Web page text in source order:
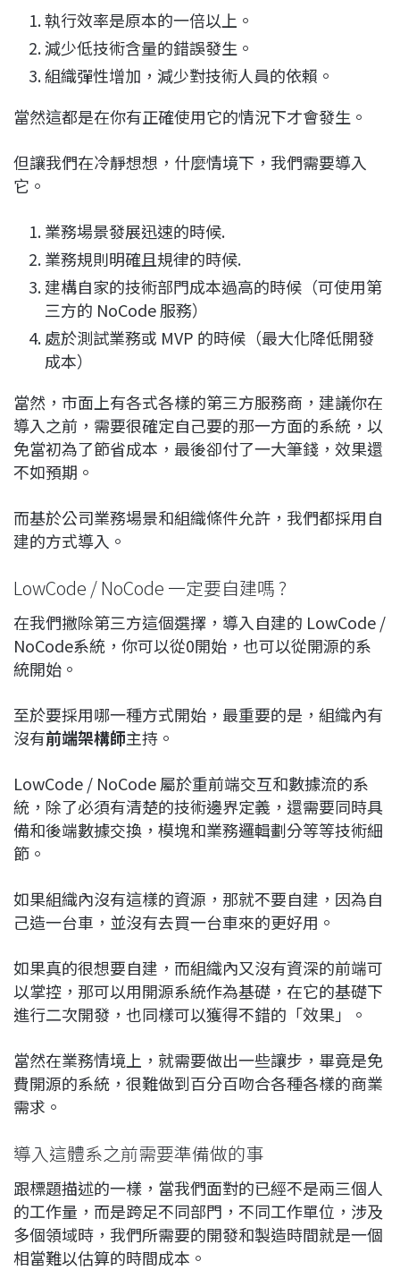
執行效率是原本的一倍以上。
減少低技術含量的錯誤發生。
組織彈性增加，減少對技術人員的依賴。
當然這都是在你有正確使用它的情況下才會發生。
但讓我們在冷靜想想，什麼情境下，我們需要導入
它。
業務場景發展迅速的時候.
業務規則明確且規律的時候.
建構自家的技術部門成本過高的時候（可使用第
三方的 NoCode 服務）
處於測試業務或 MVP 的時候（最大化降低開發
成本）
當然，市面上有各式各樣的第三方服務商，建議你在
導入之前，需要很確定自己要的那一方面的系統，以
免當初為了節省成本，最後卻付了一大筆錢，效果還
不如預期。
而基於公司業務場景和組織條件允許，我們都採用自
建的方式導入。
LowCode / NoCode 一定要自建嗎 ?
在我們撇除第三方這個選擇，導入自建的 LowCode /
NoCode系統，你可以從0開始，也可以從開源的系
統開始。
至於要採用哪一種方式開始，最重要的是，組織內有
沒有前端架構師主持。
LowCode / NoCode 屬於重前端交互和數據流的系
統，除了必須有清楚的技術邊界定義，還需要同時具
備和後端數據交換，模塊和業務邏輯劃分等等技術細
節。
如果組織內沒有這樣的資源，那就不要自建，因為自
己造一台車，並沒有去買一台車來的更好用。
如果真的很想要自建，而組織內又沒有資深的前端可
以掌控，那可以用開源系統作為基礎，在它的基礎下
進行二次開發，也同樣可以獲得不錯的「效果」。
當然在業務情境上，就需要做出一些讓步，畢竟是免
費開源的系統，很難做到百分百吻合各種各樣的商業
需求。
導入這體系之前需要準備做的事
跟標題描述的一樣，當我們面對的已經不是兩三個人
的工作量，而是跨足不同部門，不同工作單位，涉及
多個領域時，我們所需要的開發和製造時間就是一個
相當難以估算的時間成本。